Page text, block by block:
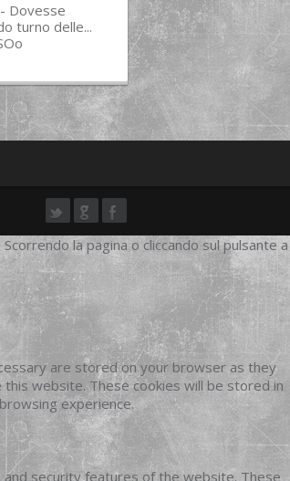
Dovesse
turno delle...
. Scorrendo la pagina o cliccando sul pulsante a
are stored on your browser as they
website. These cookies will be stored in
experience.
security features of the website. These